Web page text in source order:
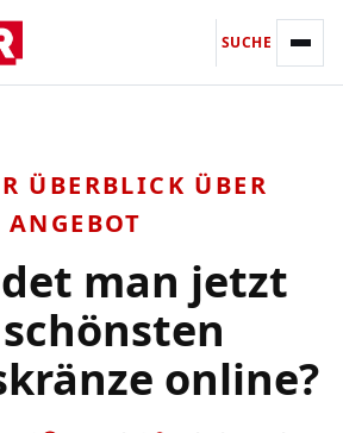
SUCHE
ÜBERBLICK ÜBER
ANGEBOT
man jetzt
online?